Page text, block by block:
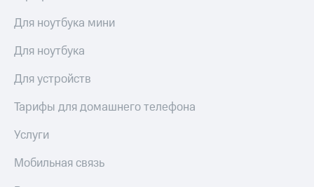
Для ноутбука мини
Для ноутбука
Для устройств
Тарифы для домашнего телефона
Услуги
Мобильная связь